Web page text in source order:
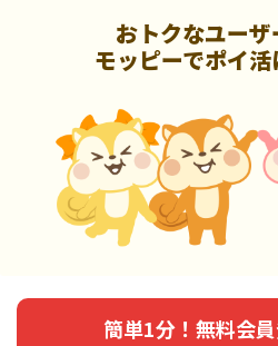
おトクなユーザ
モッピーでポイ活
簡単1分！無料会